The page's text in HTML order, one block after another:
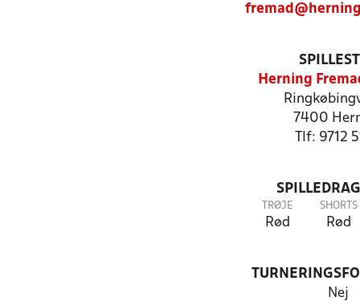
Herning
7400
Tlf: 9712
TRØJE
Rød
SHORTS
Rød
Nej